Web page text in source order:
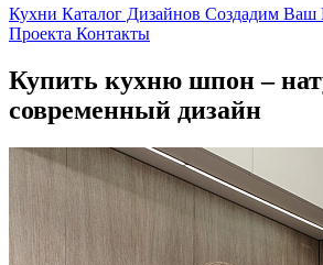
Кухни Каталог Дизайнов Создадим Ваш
Проекта Контакты
Купить кухню шпон –
современный дизайн